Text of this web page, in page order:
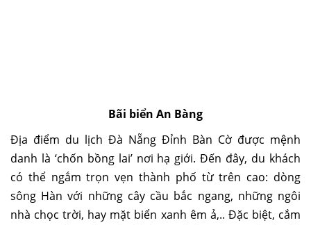
Bãi biển An Bàng
Địa điểm du lịch Đà Nẵng Đỉnh Bàn Cờđược mệnh
danh là ‘chốn bồng lai’ nơi hạ giới. Đến đây, du khách
có thể ngắm trọn vẹn thành phố từ trên cao: dòng
sông Hàn với những cây cầu bắc ngang, những ngôi
nhà chọc trời, hay mặt biển xanh êm ả,.. Đặc biệt, cắm